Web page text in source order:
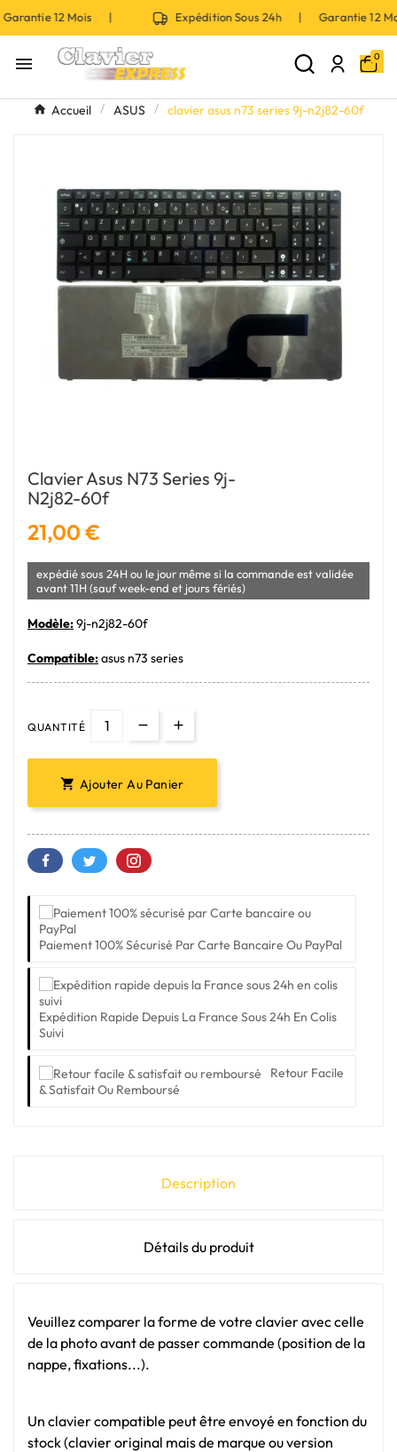
12 Mois | Expédition Sous 24h | Garantie 12
 0
Accueil ASUS clavier asus n73 series 9j-n2j82-60f
Clavier Asus N73 Series 9j-
N2j82-60f
21,00 €
expédié sous 24H ou le jour même si la commande est validée
avant 11H (sauf week-end et jours fériés)
Modèle:9j-n2j82-60f
Compatible:asus n73 series
QUANTITÉ
 Ajouter Au Panier
Paiement 100% Sécurisé Par Carte Bancaire Ou PayPal
Expédition Rapide Depuis La France Sous 24h En Colis
Suivi
Retour Facile
& Satisfait Ou Remboursé
Description
Détails du produit
Veuillez comparer la forme de votre clavier avec celle
de la photo avant de passer commande (position de la
nappe, fixations...).
Un clavier compatible peut être envoyé en fonction du
stock (clavier original mais de marque ou version